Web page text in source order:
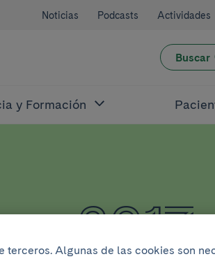
Noticias Podcasts Actividades
Buscar
y Formación
2017
terceros. Algunas de las cookies son